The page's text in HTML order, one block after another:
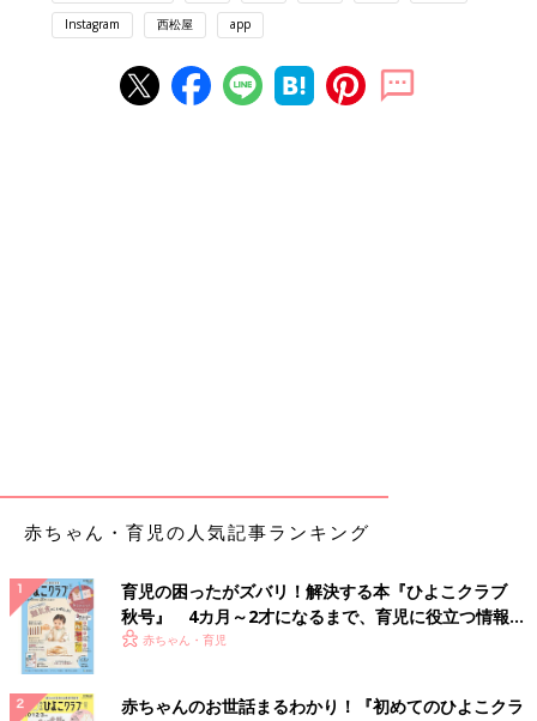
Instagram 西松屋 app
赤ちゃん・育児の人気記事ランキング
育児の困ったがズバリ！解決する本『ひよこクラブ
秋号』 4カ月～2才になるまで、育児に役立つ情報が
いっぱい！
赤ちゃん・育児
赤ちゃんのお世話まるわかり！『初めてのひよこクラ